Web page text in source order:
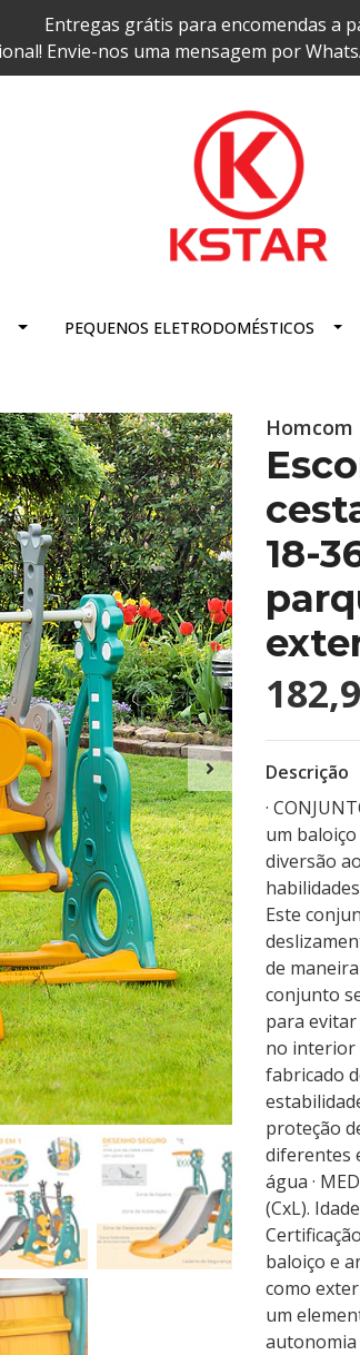
Entregas grátis para encomendas a
Envie-nos uma mensagem por
PEQUENOS ELETRODOMÉSTICOS
Homcom
18-
Descrição
·
um
diversão
Este
de maneira
conjunto
para
no interior
fabricado
proteção
diferentes
água ·
(CxL).
baloiço e
como
um
autonomia